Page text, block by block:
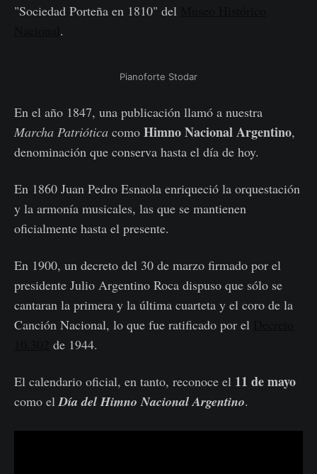
"Sociedad Porteña en 1810" del
.
Pianoforte Stodar
En el año 1847, una publicación llamó a nuestra
Marcha Patriótica como Himno Nacional Argentino,
denominación que conserva hasta el día de hoy.
En 1860 Juan Pedro Esnaola enriqueció la orquestación
y la armonía musicales, las que se mantienen
oficialmente hasta el presente.
En 1900, un decreto del 30 de marzo firmado por el
presidente Julio Argentino Roca dispuso que sólo se
cantaran la primera y la última cuarteta y el coro de la
Canción Nacional, lo que fue ratificado por el
de 1944.
El calendario oficial, en tanto, reconoce el 11 de mayo
como el Día del Himno Nacional Argentino.